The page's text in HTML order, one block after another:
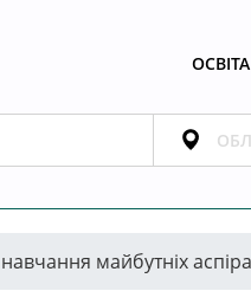
ОСВІТА
майбутніх